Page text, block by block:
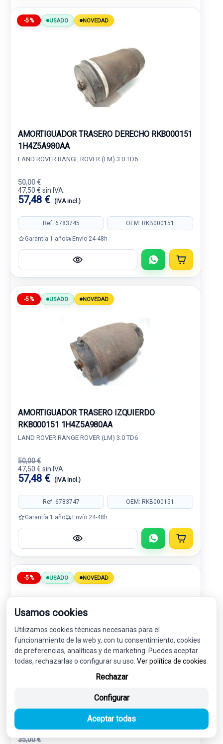
-5% USADO NOVEDAD
AMORTIGUADOR TRASERO DERECHO RKB000151
1H4Z5A980AA
LAND ROVER RANGE ROVER (LM) 3.0 TD6
50,00 €
47,50 € sin IVA.
57,48 € (IVA incl.)
Ref: 6783745 OEM: RKB000151
Garantía 1 año Envío 24-48h
-5% USADO NOVEDAD
AMORTIGUADOR TRASERO IZQUIERDO
RKB000151 1H4Z5A980AA
LAND ROVER RANGE ROVER (LM) 3.0 TD6
50,00 €
47,50 € sin IVA.
57,48 € (IVA incl.)
Ref: 6783747 OEM: RKB000151
Garantía 1 año Envío 24-48h
-5% USADO NOVEDAD
PINZA FRENO DELANTERA IZQUIERDA
SEB000290 XH422B120DA
LAND ROVER RANGE ROVER (LM) 3.0 TD6
35,00 €
Usamos cookies
Utilizamos cookies técnicas necesarias para el
funcionamiento de la web y, con tu consentimiento, cookies
de preferencias, analíticas y de marketing. Puedes aceptar
todas, rechazarlas o configurar su uso. Ver política de cookies
Rechazar
Configurar
Aceptar todas